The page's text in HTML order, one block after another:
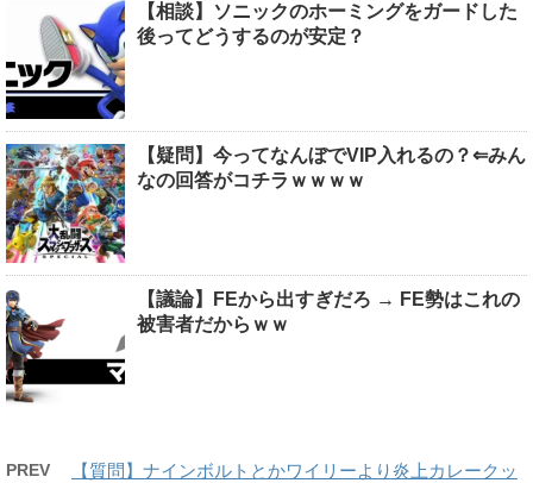
【相談】ソニックのホーミングをガードした
後ってどうするのが安定？
【疑問】今ってなんぼでVIP入れるの？⇐みん
なの回答がコチラｗｗｗｗ
【議論】FEから出すぎだろ → FE勢はこれの
被害者だからｗｗ
PREV
【質問】ナインボルトとかワイリーより炎上カレークッ